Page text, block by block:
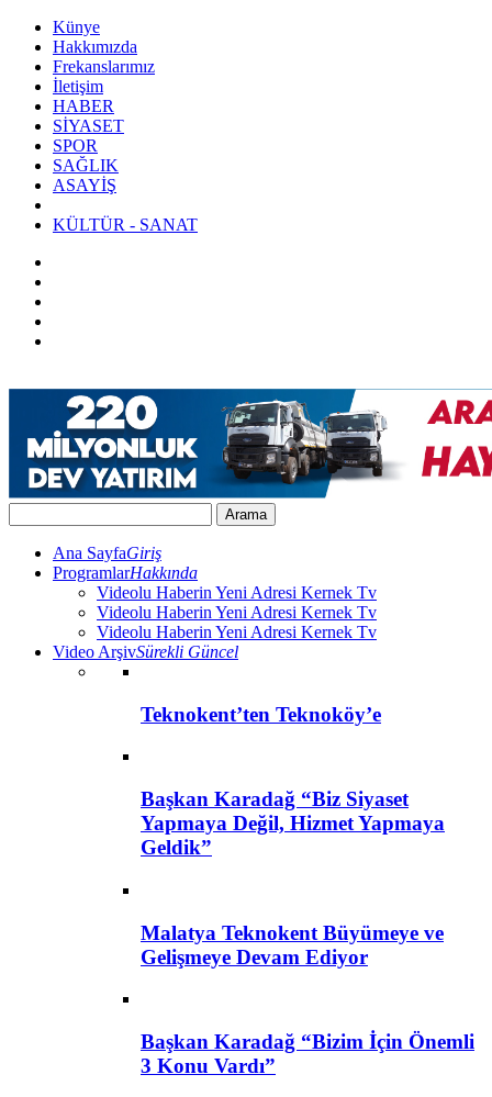
Künye
Hakkımızda
Frekanslarımız
İletişim
HABER
SİYASET
SPOR
SAĞLIK
ASAYİŞ
KÜLTÜR - SANAT
Ana SayfaGiriş
ProgramlarHakkında
Videolu Haberin Yeni Adresi Kernek Tv
Videolu Haberin Yeni Adresi Kernek Tv
Videolu Haberin Yeni Adresi Kernek Tv
Video ArşivSürekli Güncel
Teknokent’ten Teknoköy’e
Başkan Karadağ “Biz Siyaset
Yapmaya Değil, Hizmet Yapmaya
Geldik”
Malatya Teknokent Büyümeye ve
Gelişmeye Devam Ediyor
Başkan Karadağ “Bizim İçin Önemli
3 Konu Vardı”